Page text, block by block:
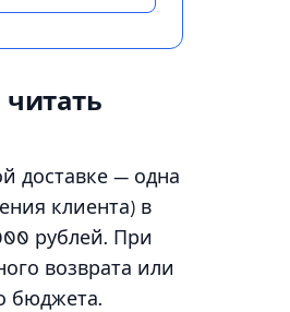
доставке — одна
клиента) в
рублей. При
возврата или
бюджета.